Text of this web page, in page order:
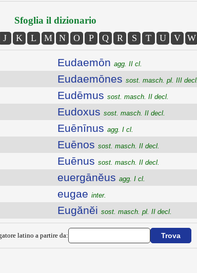
Sfoglia il dizionario
J K L M N O P Q R S T U V W
Eudaemōn agg. II cl.
Eudaemōnes sost. masch. pl. III decl.
Eudēmus sost. masch. II decl.
Eudoxus sost. masch. II decl.
Euēnīnus agg. I cl.
Euēnos sost. masch. II decl.
Euēnus sost. masch. II decl.
euergānĕus agg. I cl.
eugae inter.
Eugănĕi sost. masch. pl. II decl.
latino a partire da: